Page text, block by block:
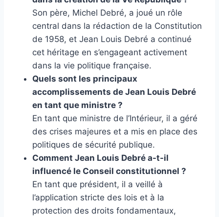
Son père, Michel Debré, a joué un rôle
central dans la rédaction de la Constitution
de 1958, et Jean Louis Debré a continué
cet héritage en s’engageant activement
dans la vie politique française.
Quels sont les principaux
accomplissements de Jean Louis Debré
en tant que ministre ?
En tant que ministre de l’Intérieur, il a géré
des crises majeures et a mis en place des
politiques de sécurité publique.
Comment Jean Louis Debré a-t-il
influencé le Conseil constitutionnel ?
En tant que président, il a veillé à
l’application stricte des lois et à la
protection des droits fondamentaux,